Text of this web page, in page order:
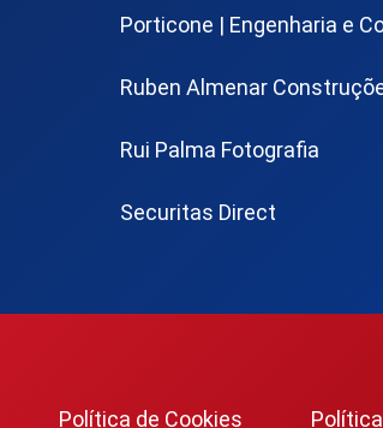
Porticone | Engenharia e
Ruben Almenar
Rui Palma Fotografia
Securitas Direct
Política de Cookies